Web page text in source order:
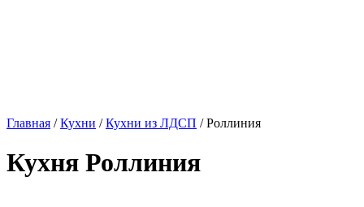
Главная /Кухни /Кухни из ЛДСП / Роллиния
Кухня Роллиния